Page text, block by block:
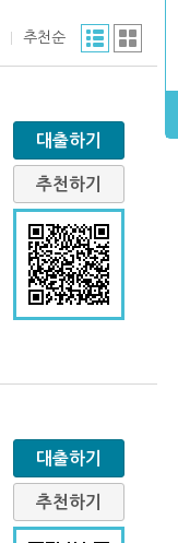
추천순
대출하기
추천하기
대출하기
추천하기